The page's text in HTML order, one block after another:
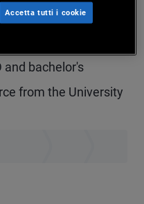
years of
and bachelor's
from the University
Accetta tutti i cookie